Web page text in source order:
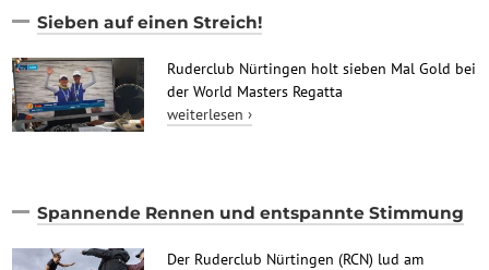
Sieben auf einen Streich!
Ruderclub Nürtingen holt sieben Mal Gold bei
der World Masters Regatta
weiterlesen ›
Spannende Rennen und entspannte Stimmung
Der Ruderclub Nürtingen (RCN) lud am